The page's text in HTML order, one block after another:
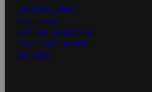
Ensitilaajan ohjeet
Näin maksat
Näin tilaat ja muokkaat
Kaikki ohjeet ja vinkit
In English